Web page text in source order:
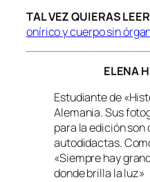
TAL VEZ QUIERAS
onírico y cuerpo sin
ELENA
Estudiante de
Alemania. Sus
para la edición
autodidactas.
«Siempre hay
donde brilla la luz»